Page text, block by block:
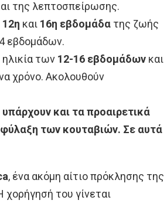
της λεπτοσπείρωσης.
12η και 16η εβδομάδα της ζωής
εβδομάδων.
των 12-16 εβδομάδων και
χρόνο. Ακολουθούν
και τα προαιρετικά
των κουταβιών. Σε αυτά
, ένα ακόμη αίτιο πρόκλησης της
του γίνεται